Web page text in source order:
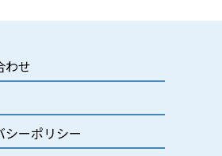
わせ
シーポリシー